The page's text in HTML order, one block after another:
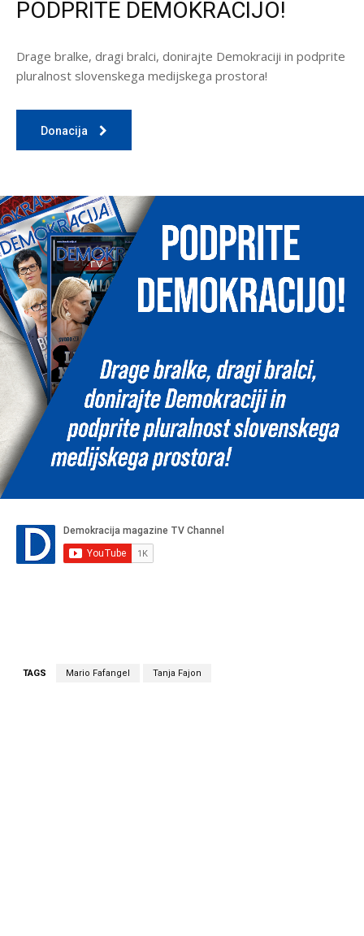
PODPRITE DEMOKRACIJO!
Drage bralke, dragi bralci, donirajte Demokraciji in podprite
pluralnost slovenskega medijskega prostora!
Donacija
TAGS Mario Fafangel Tanja Fajon